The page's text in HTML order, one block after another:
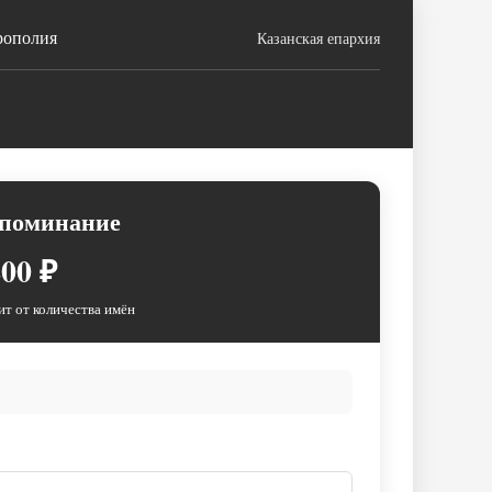
Казанская епархия
₽
от количества имён